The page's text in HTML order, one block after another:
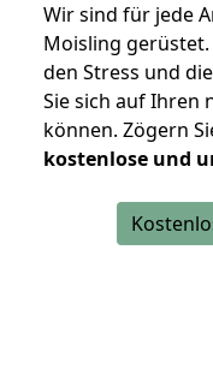
Wir sind für jede
Moisling gerüstet.
den Stress und
Sie sich auf Ihren
können. Zögern
kostenlose und